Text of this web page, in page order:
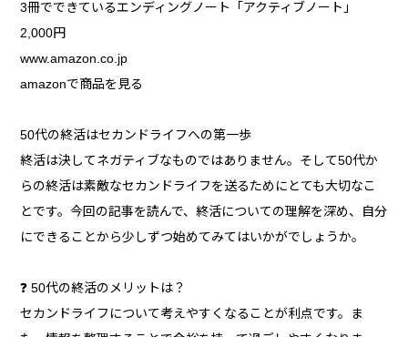
3冊でできているエンディングノート「アクティブノート」
2,000円
www.amazon.co.jp
amazonで商品を見る
50代の終活はセカンドライフへの第一歩
終活は決してネガティブなものではありません。そして50代か
らの終活は素敵なセカンドライフを送るためにとても大切なこ
とです。今回の記事を読んで、終活についての理解を深め、自分
にできることから少しずつ始めてみてはいかがでしょうか。
❓ 50代の終活のメリットは？
セカンドライフについて考えやすくなることが利点です。ま